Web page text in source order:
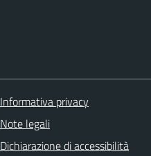
Informativa privacy
Note legali
Dichiarazione di accessibilità